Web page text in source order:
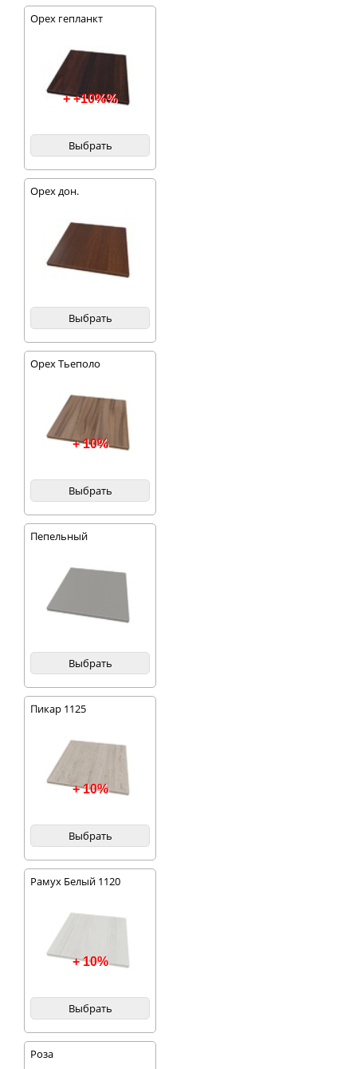
Орех гепланкт
+ +10%%
Выбрать
Орех дон.
Выбрать
Орех Тьеполо
+ 10%
Выбрать
Пепельный
Выбрать
Пикар 1125
+ 10%
Выбрать
Рамух Белый 1120
+ 10%
Выбрать
Роза